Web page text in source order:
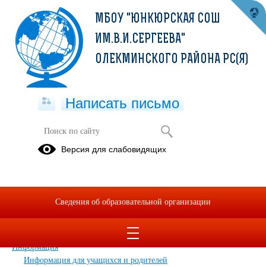
Карта сайта
Обращения граждан
Дополнительные сведения
Информация
Информация для учащихся и родителей
МБОУ "ЮНКЮРСКАЯ СОШ
ИМ.В.И.СЕРГЕЕВА"
ОЛЕКМИНСКОГО РАЙОНА РС(Я)
Написать письмо
Версия для слабовидящих
Сведения об образовательной организации